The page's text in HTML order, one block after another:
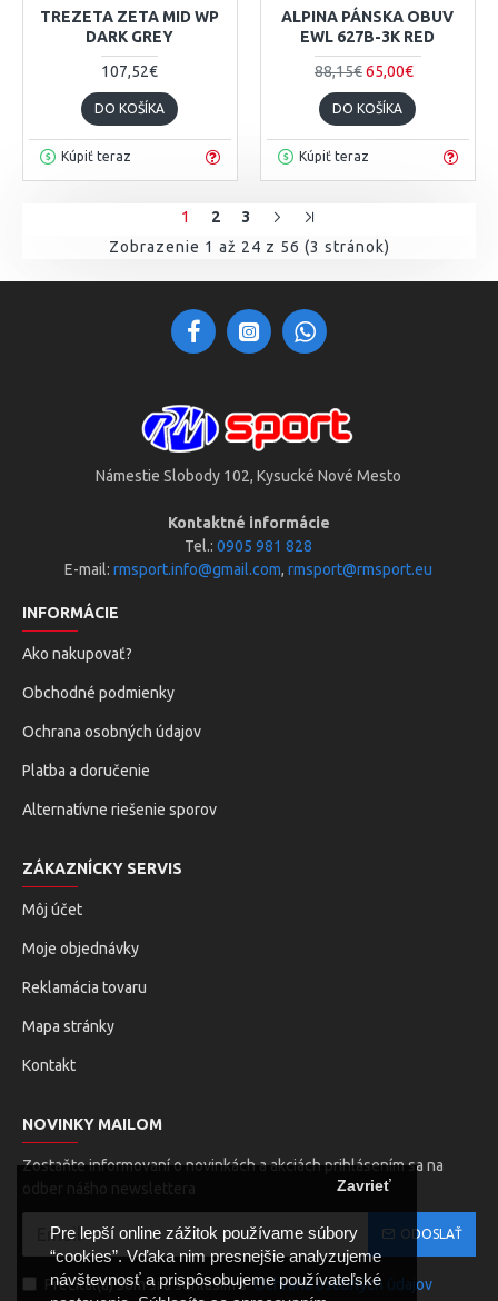
Pre lepší online zážitok používame súbory
“cookies”. Vďaka nim presnejšie analyzujeme
návštevnosť a prispôsobujeme používateľské
Zavrieť
TREZETA ZETA MID WP
DARK GREY
107,52€
DO KOŠÍKA
Kúpiť teraz
ALPINA PÁNSKA OBUV
EWL 627B-3K RED
88,15€65,00€
DO KOŠÍKA
Kúpiť teraz
1 2
3
Zobrazenie 1 až 24 z 56 (3 stránok)
Námestie Slobody 102, Kysucké Nové Mesto
Kontaktné informácie
Tel.:0905 981 828
E-mail:rmsport.info@gmail.com,rmsport@rmsport.eu
INFORMÁCIE
Ako nakupovať?
Obchodné podmienky
Ochrana osobných údajov
Platba a doručenie
Alternatívne riešenie sporov
ZÁKAZNÍCKY SERVIS
Môj účet
Moje objednávky
Reklamácia tovaru
Mapa stránky
Kontakt
NOVINKY MAILOM
Zostaňte informovaní o novinkách a akciách prihlásením sa na
ODOSLAŤ
Prečítal(a) som si a súhlasím sOchrana osobných údajov